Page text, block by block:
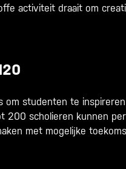
activiteit draait om
om studenten te
200 scholieren kunnen
met mogelijke